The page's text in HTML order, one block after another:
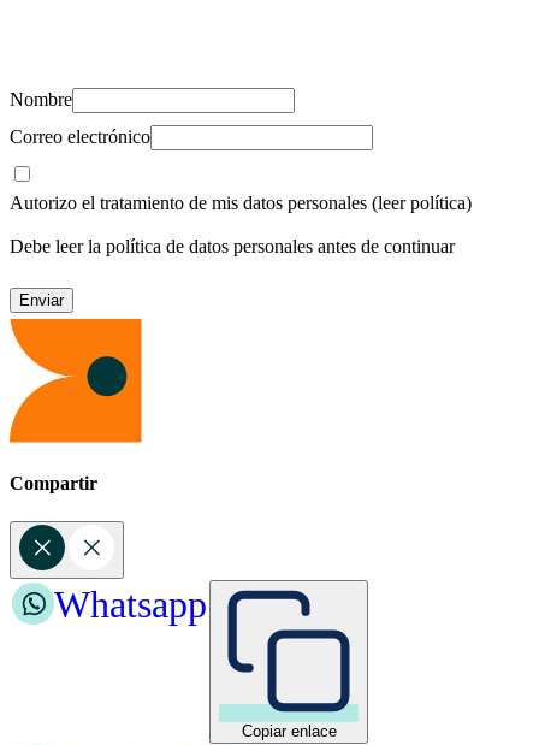
Nombre
Correo electrónico
Autorizo el tratamiento de mis datos personales (leer política)
Debe leer la política de datos personales antes de continuar
Compartir
Copiar enlace
Whatsapp